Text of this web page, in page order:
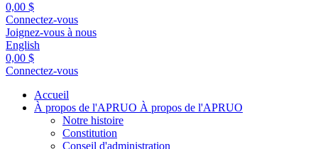
0,00 $
Connectez-vous
Joignez-vous à nous
English
0,00 $
Connectez-vous
Accueil
À propos de l'APRUO À propos de l'APRUO
Notre histoire
Constitution
Conseil d'administration